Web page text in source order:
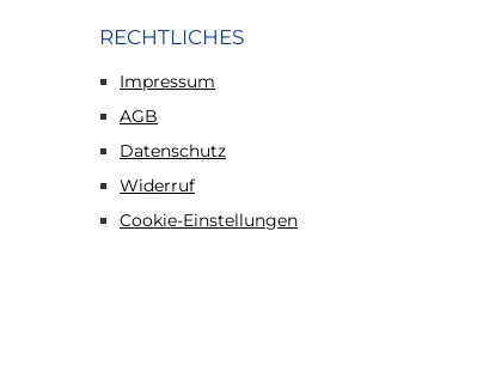
RECHTLICHES
Impressum
AGB
Datenschutz
Widerruf
Cookie-Einstellungen